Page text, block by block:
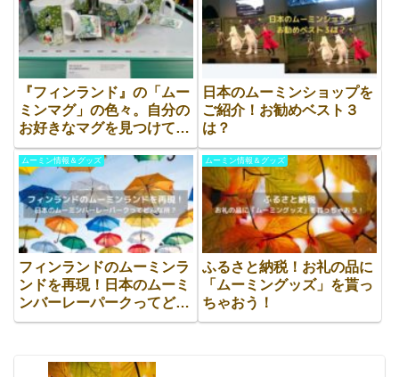
『フィンランド』の「ムー
ミンマグ」の色々。自分の
お好きなマグを見つけてみ
ませんか？
日本のムーミンショップを
ご紹介！お勧めベスト３
は？
ムーミン情報＆グッズ
フィンランドのムーミンラ
ンドを再現！日本のムーミ
ンバーレーパークってどん
な所？
ムーミン情報＆グッズ
ふるさと納税！お礼の品に
「ムーミングッズ」を貰っ
ちゃおう！